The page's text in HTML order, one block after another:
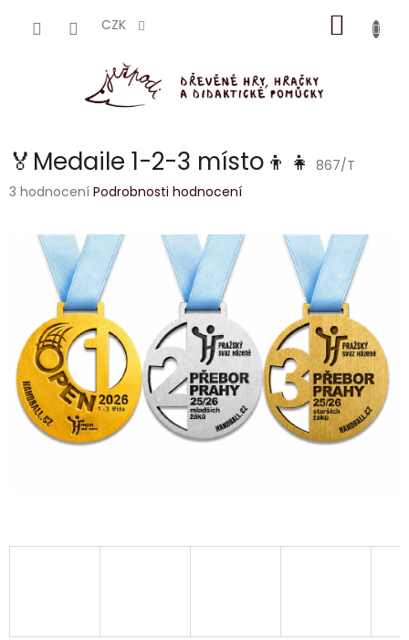
CZK
KOŠÍK
🏅Medaile 1-2-3 místo👦👧
867/T
Průměrné
hvězdiček.
3 hodnocení Podrobnosti hodnocení